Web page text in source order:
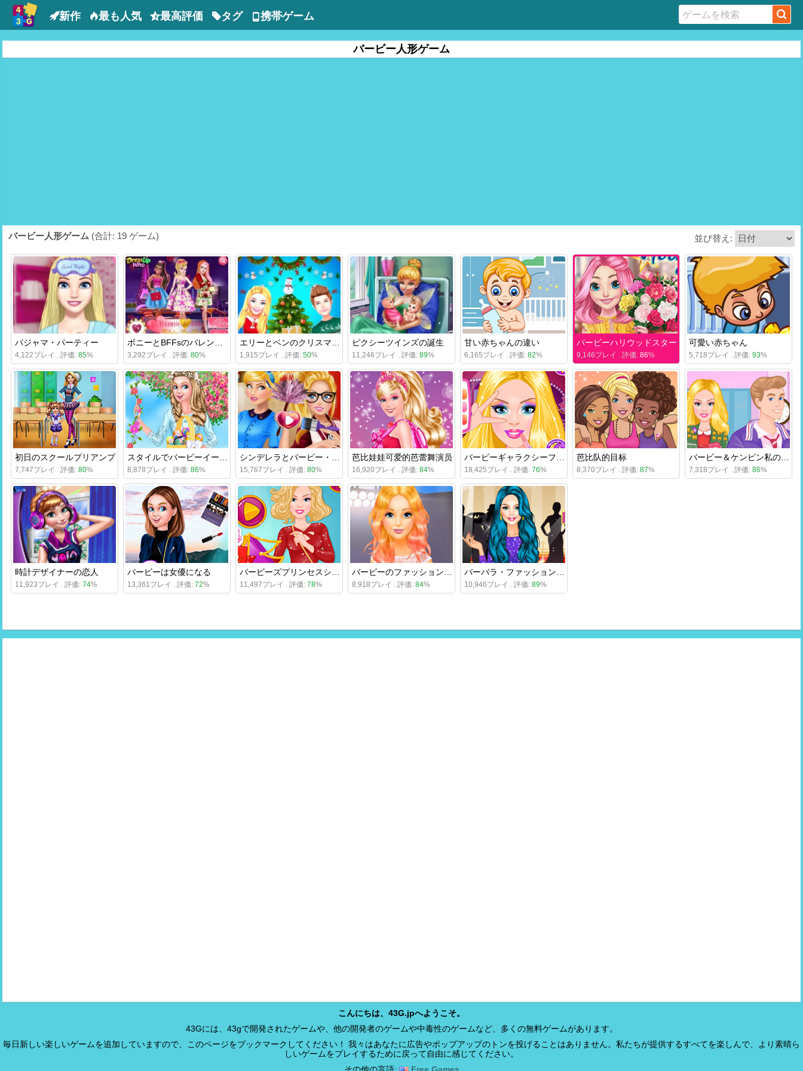
新作 最も人気 最高評価 タグ 携帯ゲーム
バービー人形ゲーム
バービー人形ゲーム (合計: 19 ゲーム) 並び替え:
パジャマ・パーティー
4,122プレイ . 評価: 85% 3,292プレイ . 評価: 80% 1,915プレイ . 評価: 50%
ピクシーツインズの誕生
11,246プレイ . 評価: 89%
甘い赤ちゃんの違い
6,165プレイ . 評価: 82%
バービーハリウッドスター
9,146プレイ . 評価: 86%
可愛い赤ちゃん
5,718プレイ . 評価: 93%
初日のスクールプリアンプ
7,747プレイ . 評価: 80% 8,878プレイ . 評価: 86% 15,767プレイ . 評価: 80%
芭比娃娃可爱的芭蕾舞演员
16,920プレイ . 評価: 84% 18,425プレイ . 評価: 76%
芭比队的目标
8,370プレイ . 評価: 87% 7,318プレイ . 評価: 86%
時計デザイナーの恋人
11,923プレイ . 評価: 74%
バービーは女優になる
13,361プレイ . 評価: 72% 11,497プレイ . 評価: 78% 8,918プレイ . 評価: 84% 10,946プレイ . 評価: 89%
こんにちは、43G.jpへようこそ。
43Gには、43gで開発されたゲームや、他の開発者のゲームや中毒性のゲームなど、多くの無料ゲームがあります。
毎日新しい楽しいゲームを追加していますので、このページをブックマークしてください！ 我々はあなたに広告やポップアップのトンを投げることはありません。私たちが提供するすべてを楽しんで、より素晴ら
しいゲームをプレイするために戻って自由に感じてください。